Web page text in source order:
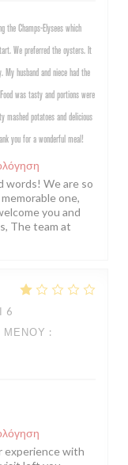
the Champs-Elysees which
We preferred the oysters. It
husband and niece had the
was tasty and portions were
mashed potatoes and delicious
you for a wonderful meal!
words! We are so
one,
you and
The team at
6
ΜΕΝΟΎ :
experience with